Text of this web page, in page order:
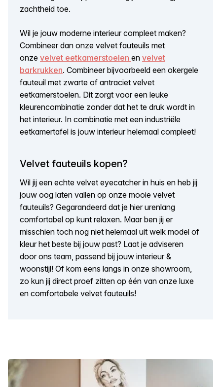
zachtheid toe.
Wil je jouw moderne interieur compleet maken?
Combineer dan onze velvet fauteuils met
onze velvet eetkamerstoelen en velvet
barkrukken. Combineer bijvoorbeeld een okergele
fauteuil met zwarte of antraciet velvet
eetkamerstoelen. Dit zorgt voor een leuke
kleurencombinatie zonder dat het te druk wordt in
het interieur. In combinatie met een industriële
eetkamertafel is jouw interieur helemaal compleet!
Velvet fauteuils kopen?
Wil jij een echte velvet eyecatcher in huis en heb jij
jouw oog laten vallen op onze mooie velvet
fauteuils? Gegarandeerd dat je hier urenlang
comfortabel op kunt relaxen. Maar ben jij er
misschien toch nog niet helemaal uit welk model of
kleur het beste bij jouw past? Laat je adviseren
door ons team, passend bij jouw interieur &
woonstijl! Of kom eens langs in onze showroom,
zo kun jij direct proef zitten op één van onze luxe
en comfortabele velvet fauteuils!